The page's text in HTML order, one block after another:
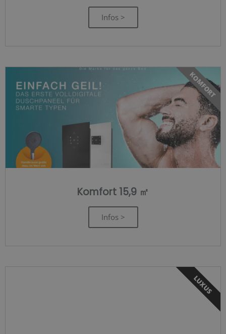
Infos >
Komfort 15,9 ㎡
Infos >
KOMFORT
LUXUS